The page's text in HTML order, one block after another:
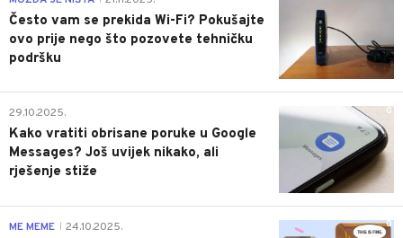
Često vam se prekida Wi-Fi? Pokušajte
ovo prije nego što pozovete tehničku
podršku
0
29.10.2025.
Kako vratiti obrisane poruke u Google
Messages? Još uvijek nikako, ali
rješenje stiže
0
ME MEME 24.10.2025.